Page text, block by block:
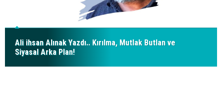
Ali ihsan Alınak Yazdı.. Kırılma, Mutlak Butlan ve
Siyasal Arka Plan!